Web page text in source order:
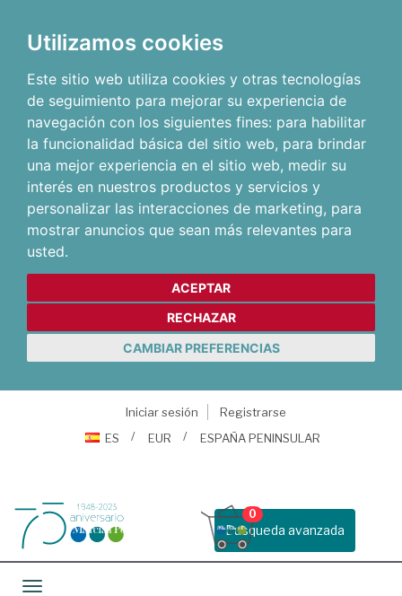
Utilizamos cookies
Este sitio web utiliza cookies y otras tecnologías
de seguimiento para mejorar su experiencia de
navegación con los siguientes fines: para habilitar
la funcionalidad básica del sitio web, para brindar
una mejor experiencia en el sitio web, medir su
interés en nuestros productos y servicios y
personalizar las interacciones de marketing, para
mostrar anuncios que sean más relevantes para
usted.
ACEPTAR
RECHAZAR
CAMBIAR PREFERENCIAS
Iniciar sesión
Registrarse
ES
EUR ESPAÑA PENINSULAR
Busqueda avanzada
0
Toggle navigation